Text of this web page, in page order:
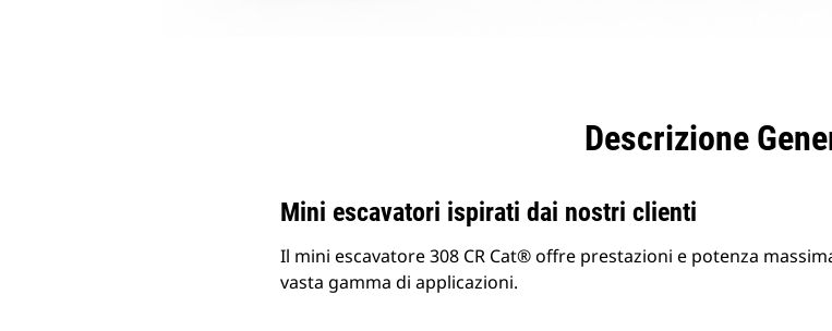
Descrizione
Mini escavatori ispirati dai nostri clienti
Il mini escavatore 308 CR Cat® offre prestazioni e potenza
vasta gamma di applicazioni.